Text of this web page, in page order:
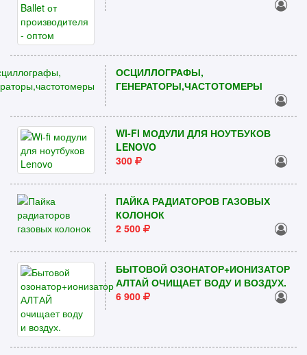
ОСЦИЛЛОГРАФЫ,
ГЕНЕРАТОРЫ,ЧАСТОТОМЕРЫ
WI-FI МОДУЛИ ДЛЯ НОУТБУКОВ
LENOVO
300
ПАЙКА РАДИАТОРОВ ГАЗОВЫХ
КОЛОНОК
2 500
БЫТОВОЙ ОЗОНАТОР+ИОНИЗАТОР
АЛТАЙ ОЧИЩАЕТ ВОДУ И ВОЗДУХ.
6 900